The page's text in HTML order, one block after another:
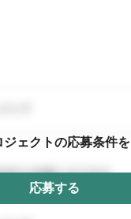
ェクトの応募条件を
応募する